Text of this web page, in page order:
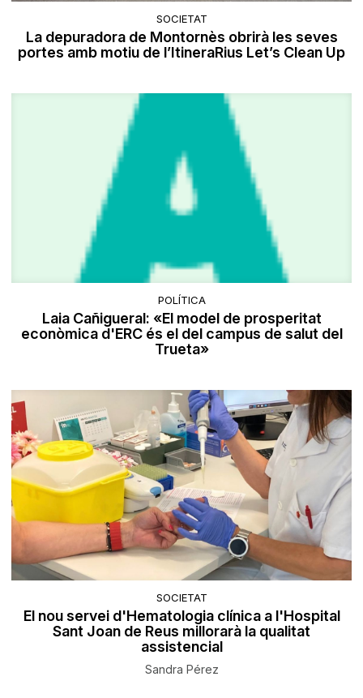
SOCIETAT
La depuradora de Montornès obrirà les seves
portes amb motiu de l’ItineraRius Let’s Clean Up
POLÍTICA
Laia Cañigueral: «El model de prosperitat
econòmica d'ERC és el del campus de salut del
Trueta»
SOCIETAT
El nou servei d'Hematologia clínica a l'Hospital
Sant Joan de Reus millorarà la qualitat
assistencial
Sandra Pérez